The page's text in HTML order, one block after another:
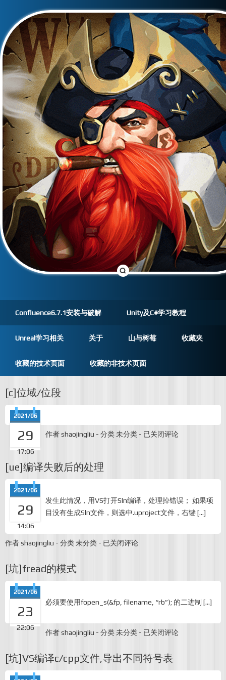
Confluence6.7.1安装与破解 Unity及C#学习教程
Unreal学习相关 关于 山与树莓 收藏夹
收藏的技术页面 收藏的非技术页面
[c]位域/位段
2021/06
29
17:06
作者shaojingliu - 分类未分类 - [c]
已关闭评论
[ue]编译失败后的处理
2021/06
29
14:06
发生此情况，用VS打开Sln编译，处理掉错误； 如果项
目没有生成Sln文件，则选中.uproject文件，右键 […]
作者shaojingliu - 分类未分类 - [ue]
处
已关闭评论
[坑]fread的模式
2021/06
23
22:06
必须要使用fopen_s(&fp, filename, “rb”); 的二进制 […]
作者shaojingliu - 分类未分类 - [坑]fread
式
已关闭评论
[坑]VS编译c/cpp文件,导出不同符号表